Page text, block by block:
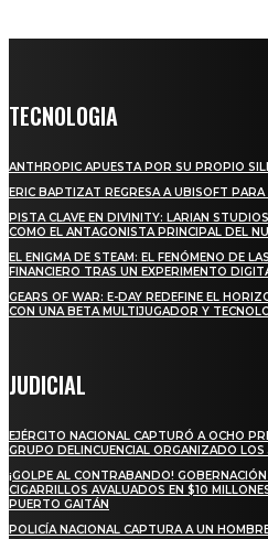
TECNOLOGIA
ANTHROPIC APUESTA POR SU PROPIO
ERIC BAPTIZAT REGRESA A UBISOFT PARA
PISTA CLAVE EN DIVINITY: LARIAN
COMO EL ANTAGONISTA PRINCIPAL DEL
EL ENIGMA DE STEAM: EL FENÓMENO DE
FINANCIERO TRAS UN EXPERIMENTO
GEARS OF WAR: E-DAY REDEFINE EL
CON UNA BETA MULTIJUGADOR Y
JUDICIAL
EJÉRCITO NACIONAL CAPTURÓ A OCHO
GRUPO DELINCUENCIAL ORGANIZADO LOS
¡GOLPE AL CONTRABANDO!
CIGARRILLOS AVALUADOS EN $10
PUERTO GAITÁN
POLICÍA NACIONAL CAPTURA A UN